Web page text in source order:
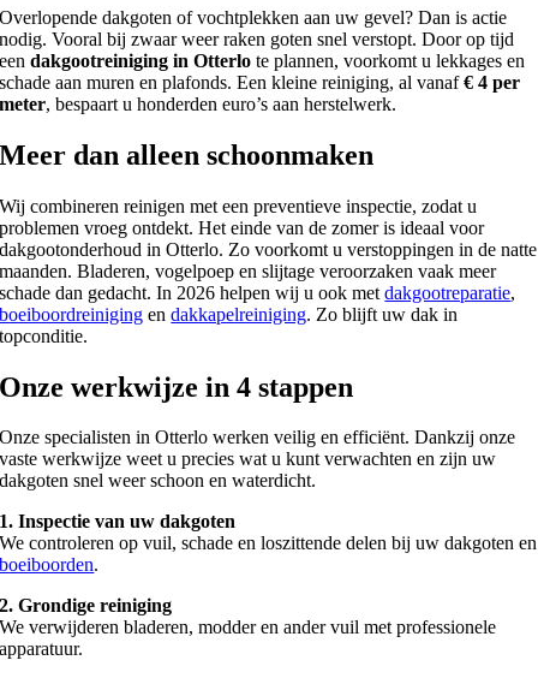
Overlopende dakgoten of vochtplekken aan uw gevel? Dan is actie
nodig. Vooral bij zwaar weer raken goten snel verstopt. Door op tijd
eendakgootreiniging in Otterlo te plannen, voorkomt u lekkages en
schade aan muren en plafonds. Een kleine reiniging, al vanaf€ 4 per
meter, bespaart u honderden euro’s aan herstelwerk.
Meer dan alleen schoonmaken
Wij combineren reinigen met een preventieve inspectie, zodat u
problemen vroeg ontdekt. Het einde van de zomer is ideaal voor
dakgootonderhoud in Otterlo. Zo voorkomt u verstoppingen in de natte
maanden. Bladeren, vogelpoep en slijtage veroorzaken vaak meer
schade dan gedacht. In 2026 helpen wij u ook metdakgootreparatie,
boeiboordreiniging endakkapelreiniging. Zo blijft uw dak in
topconditie.
Onze werkwijze in 4 stappen
Onze specialisten in Otterlo werken veilig en efficiënt. Dankzij onze
vaste werkwijze weet u precies wat u kunt verwachten en zijn uw
dakgoten snel weer schoon en waterdicht.
1. Inspectie van uw dakgoten
We controleren op vuil, schade en loszittende delen bij uw dakgoten en
boeiboorden.
2. Grondige reiniging
We verwijderen bladeren, modder en ander vuil met professionele
apparatuur.